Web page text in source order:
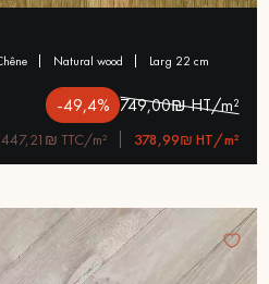
chêne natural wood larg 22 cm
-49,4% 749,00₪ HT/m²
447,21₪ TTC/m² 378,99₪ HT/m²